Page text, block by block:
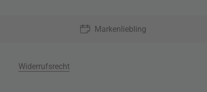
Markenliebling
Widerrufsrecht